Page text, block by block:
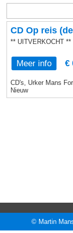
CD Op reis
** UITVERKOCHT **
Meer info €
CD's, Urker Mans
Nieuw
© Martin